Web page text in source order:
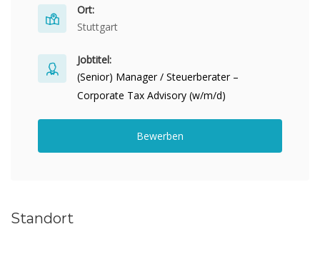
Ort:
Stuttgart
Jobtitel:
(Senior) Manager / Steuerberater –
Corporate Tax Advisory (w/m/d)
Bewerben
Standort